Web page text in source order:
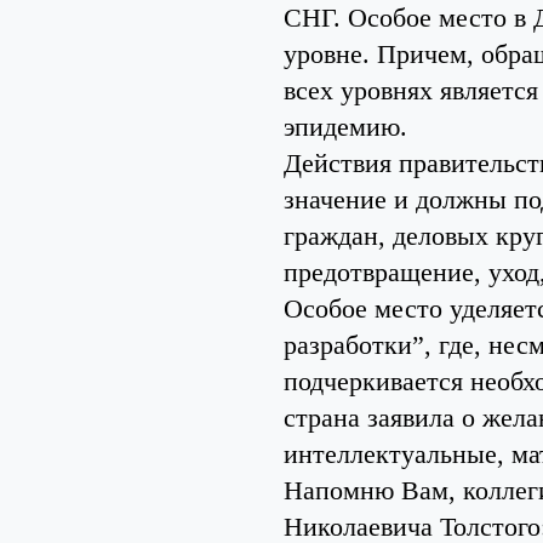
СНГ. Особое место в
уровне. Причем,
всех уровнях
эпидемию.
Действия
значение и должны
граждан, деловых
предотвращение,
Особое место
разработки”, где,
подчеркивается
страна заявила о
интеллектуальные,
Напомню Вам,
Николаевича